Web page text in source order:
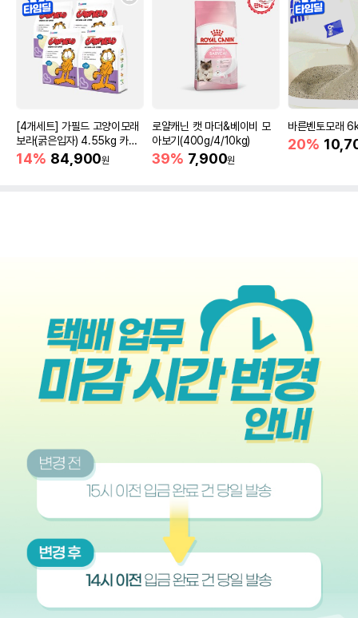
[4개세트] 가필드 고양이모래
보라(굵은입자) 4.55kg 카사
바모래
14% 84,900원
로얄캐닌 캣 마더&베이비 모
아보기(400g/4/10kg)
39% 7,900원
바른벤토모래
20%